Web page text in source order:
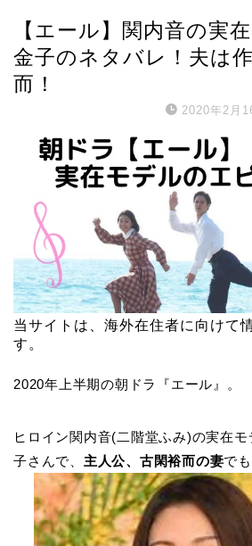
【エール】関内音の実
金子のネタバレ！夫は
而！
2020年2月
当サイトは、海外在住者に向けて
す。
2020年上半期の朝ドラ『エール』。
ヒロイン関内音(二階堂ふみ)の実在
子さんで、 主人公、古閑裕而の妻で